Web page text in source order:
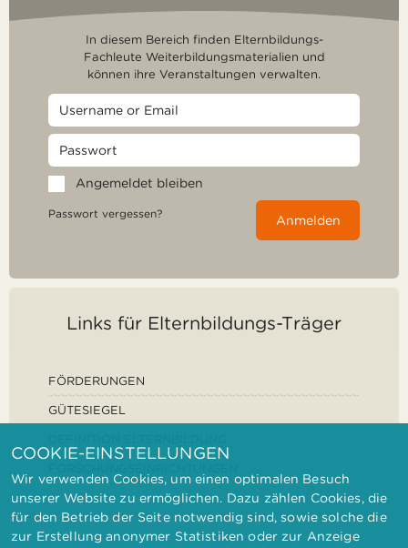
In diesem Bereich finden Elternbildungs-
Fachleute Weiterbildungsmaterialien und
können ihre Veranstaltungen verwalten.
Angemeldet bleiben
Passwort vergessen? Anmelden
Links für Elternbildungs-Träger
FÖRDERUNGEN
GÜTESIEGEL
COOKIE-EINSTELLUNGEN
Wir verwenden Cookies, um einen optimalen Besuch
unserer Website zu ermöglichen. Dazu zählen Cookies, die
für den Betrieb der Seite notwendig sind, sowie solche die
zur Erstellung anonymer Statistiken oder zur Anzeige